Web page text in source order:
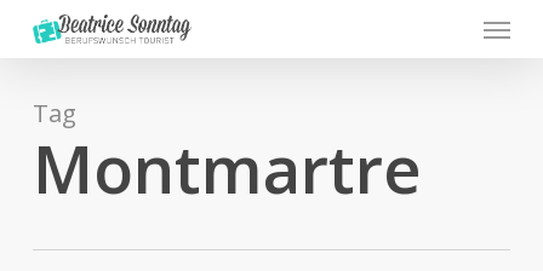
content
Menu
Tag
Montmartre